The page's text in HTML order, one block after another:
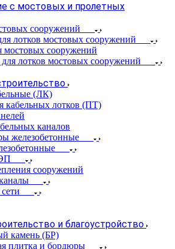
с мостовых и пролетных
сооружений
лотков мостовых сооружений
мостовых сооружений
лотков мостовых сооружений
(ЛК)
кабельных лотков (ПТ)
каналов
железобетонные
сооружений
и благоустройство
камень (БР)
плитка и бордюры